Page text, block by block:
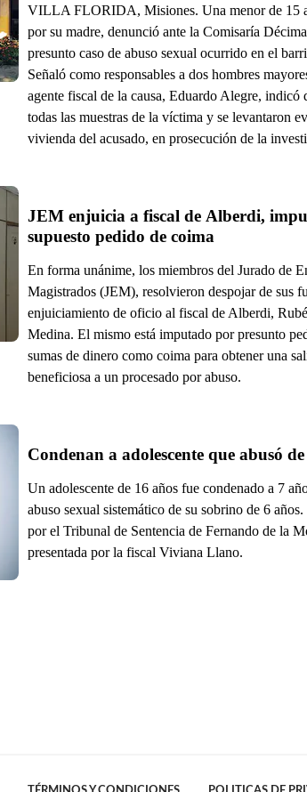
VILLA FLORIDA, Misiones. Una menor de 15
por su madre, denunció ante la Comisaría
presunto caso de abuso sexual ocurrido en el
Señaló como responsables a dos hombres
agente fiscal de la causa, Eduardo Alegre, indicó
todas las muestras de la víctima y se levantaron
vivienda del acusado, en prosecución de la
JEM enjuicia a fiscal de Alberdi,
supuesto pedido de coima
En forma unánime, los miembros del Jurado de
Magistrados (JEM), resolvieron despojar de sus
enjuiciamiento de oficio al fiscal de Alberdi,
Medina. El mismo está imputado por presunto
sumas de dinero como coima para obtener una
beneficiosa a un procesado por abuso.
Condenan a adolescente que abusó
Un adolescente de 16 años fue condenado a 7
abuso sexual sistemático de su sobrino de 6
por el Tribunal de Sentencia de Fernando de la
presentada por la fiscal Viviana Llano.